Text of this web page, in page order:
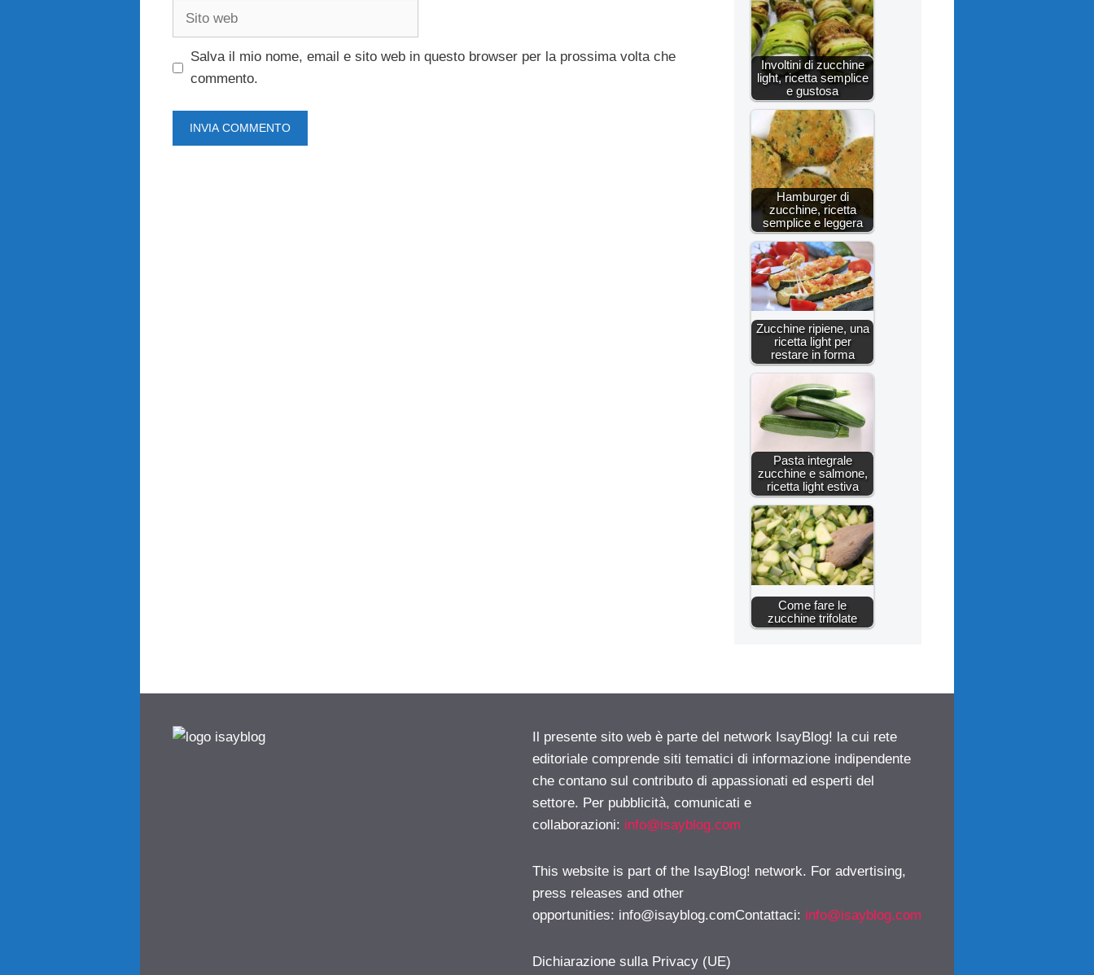
Sito
Salva il mio nome, email e sito web in questo browser per la prossima volta che
commento.
Involtini di zucchine
light, ricetta semplice
e gustosa
Hamburger di
zucchine, ricetta
semplice e leggera
Zucchine ripiene, una
ricetta light per
restare in forma
Pasta integrale
zucchine e salmone,
ricetta light estiva
Come fare le
zucchine trifolate
Il presente sito web è parte del network IsayBlog! la cui rete
editoriale comprende siti tematici di informazione indipendente
che contano sul contributo di appassionati ed esperti del
settore. Per pubblicità, comunicati e
collaborazioni: info@isayblog.com
This website is part of the IsayBlog! network. For advertising,
press releases and other
opportunities: info@isayblog.comContattaci: info@isayblog.com
Dichiarazione sulla Privacy (UE)